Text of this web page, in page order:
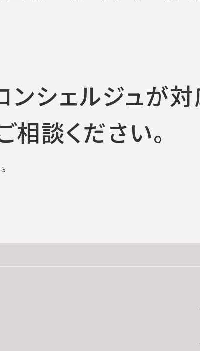
ンシェルジュが
相談ください。